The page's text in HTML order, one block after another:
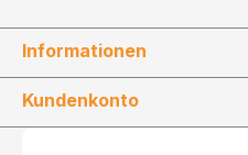
Informationen
Kundenkonto